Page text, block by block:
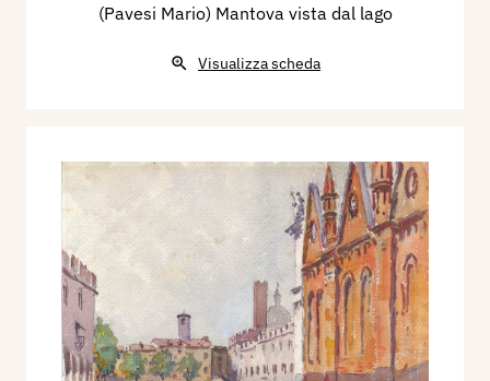
(Pavesi Mario) Mantova vista dal lago
Visualizza scheda